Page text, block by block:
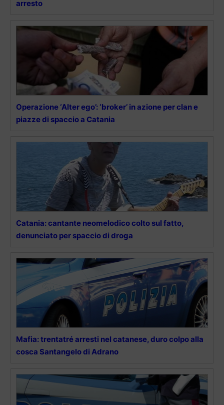
arresto
Operazione ‘Alter ego’: ‘broker’ in azione per clan e
piazze di spaccio a Catania
Catania: cantante neomelodico colto sul fatto,
denunciato per spaccio di droga
Mafia: trentatré arresti nel catanese, duro colpo alla
cosca Santangelo di Adrano